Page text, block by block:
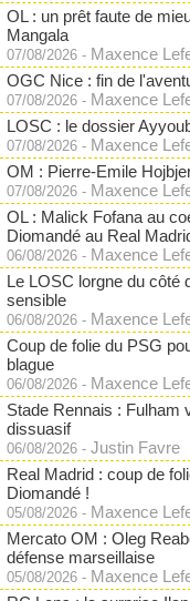
OL : un prêt faute de
Mangala
07/08/2026 - Maxence
OGC Nice : fin de
07/08/2026 - Maxence
LOSC : le dossier
07/08/2026 - Maxence
OM : Pierre-Emile
07/08/2026 - Maxence
OL : Malick Fofana au
Diomandé au Real
06/08/2026 - Maxence
Le LOSC lorgne du côté
sensible
06/08/2026 - Maxence
Coup de folie du PSG
blague
06/08/2026 - Maxence
Stade Rennais : Fulham
dissuasif
06/08/2026 - Justin Favre
Real Madrid : coup de
Diomandé !
05/08/2026 - Maxence
Mercato OM : Oleg
défense marseillaise
05/08/2026 - Maxence